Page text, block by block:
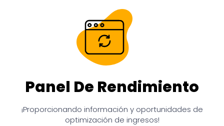
Panel De Rendimiento
¡Proporcionando información y oportunidades de
optimización de ingresos!